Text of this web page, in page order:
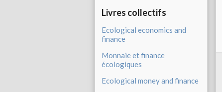
Livres collectifs
Ecological economics and
finance
Monnaie et finance
écologiques
Ecological money and finance